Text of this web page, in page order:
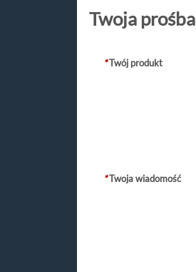
Twoja prośba
*Twój produkt
*Twoja wiadomość